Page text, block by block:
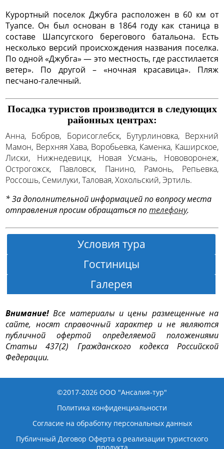
Курортный поселок Джубга расположен в 60 км от
Туапсе. Он был основан в 1864 году как станица в
составе Шапсугского берегового батальона. Есть
несколько версий происхождения названия поселка.
По одной «Джубга» — это местность, где расстилается
ветер». По другой – «ночная красавица». Пляж
песчано-галечный.
Посадка туристов производится в следующих
районных центрах:
Анна, Бобров, Борисоглебск, Бутурлиновка, Верхний
Мамон, Верхняя Хава, Воробьевка, Каменка, Каширское,
Лиски, Нижнедевицк, Новая Усмань, Нововоронеж,
Острогожск, Павловск, Панино, Рамонь, Репьевка,
Россошь, Семилуки, Таловая, Хохольский, Эртиль.
* За дополнительной информацией по вопросу места
отправления просим обращаться потелефону.
Условия тура
Гостиницы
Галерея
следующие тарифы:
-тариф «Эконом»
-тариф «Эконом улучшенный»
-тариф «Премиум»
Тур «Джубга 2026»
Подробная стоимость на 1 человека на 10 дней с
дорогой
Внимание! Все материалы и цены размещенные на
сайте, носят справочный характер и не являются
публичной офертой определяемой положениями
Статьи 437(2) Гражданского кодекса Российской
Федерации.
©2017-2026 ООО "Ансалия-тур"
Политика конфиденциальности
Согласие на обработку персональных данных
Публичный Договор Оферта о реализации туристского